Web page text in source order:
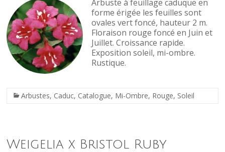
Arbuste à feuillage caduque en
forme érigée les feuilles sont
ovales vert foncé, hauteur 2 m.
Floraison rouge foncé en Juin et
Juillet. Croissance rapide.
Exposition soleil, mi-ombre.
Rustique.
Arbustes, Caduc, Catalogue, Mi-Ombre, Rouge, Soleil
Weigelia x Bristol Ruby